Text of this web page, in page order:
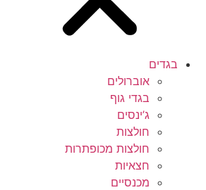
בגדים
אוברולים
בגדי גוף
ג’ינסים
חולצות
חולצות מכופתרות
חצאיות
מכנסיים